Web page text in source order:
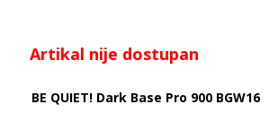
Artikal nije dostupan
BE QUIET! Dark Base Pro 900 BGW16